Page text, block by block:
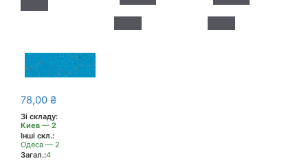
78,00 ₴
Зі складу:
Киев — 2
Інші скл.:
Одеса — 2
Загал.:4